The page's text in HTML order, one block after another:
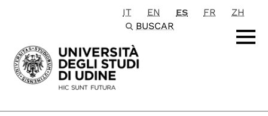
Passa al contenuto principale
IT EN ES FR
ZH
BUSCAR